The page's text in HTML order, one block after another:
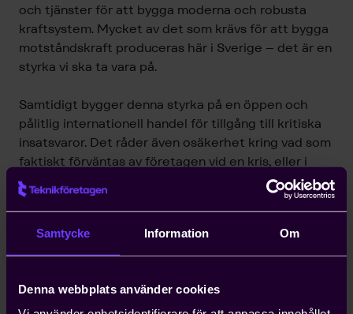
Samtycke Information Om
Denna webbplats använder cookies
och tjänster för att bygga moderna och robusta
kraftsystem. Mycket av det som krävs för att bygga
motståndskraft produceras här i Sverige – det är en
styrka vi ska ta vara på.
Samtidigt bygger denna styrka på en öppen och
pålitlig internationell handel för tillgång till kritiska
insatsvaror. Det råder även osäkerhet kring vad som
faktiskt förväntas av företagen vid en kris, eller i
värsta fall, krig. Många företag vill bidra, men saknar
svar på avgörande frågor om behov, ansvar, roller
till Sveriges beredskap behöver andra sektorer,
myndigheter och regeringen en ökad förståelse för
krävs ökad tydlighet.